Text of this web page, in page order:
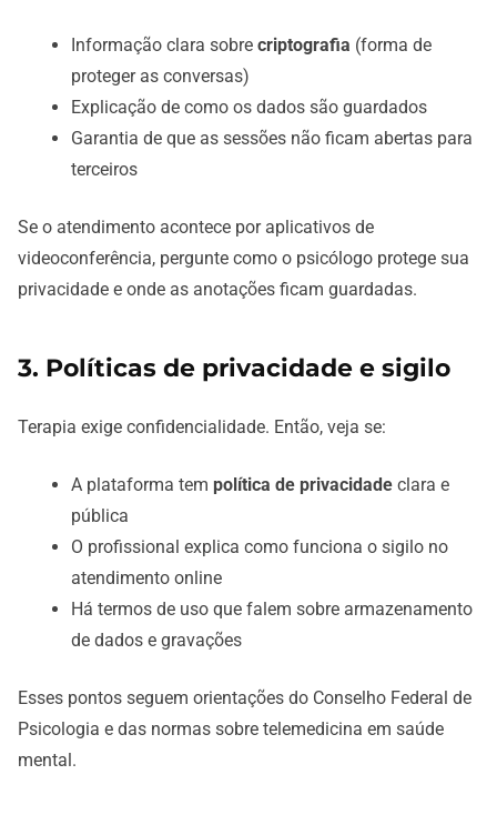
Informação clara sobre criptografia (forma de
proteger as conversas)
Explicação de como os dados são guardados
Garantia de que as sessões não ficam abertas para
terceiros
Se o atendimento acontece por aplicativos de
videoconferência, pergunte como o psicólogo protege sua
privacidade e onde as anotações ficam guardadas.
3. Políticas de privacidade e sigilo
Terapia exige confidencialidade. Então, veja se:
A plataforma tem política de privacidade clara e
pública
O profissional explica como funciona o sigilo no
atendimento online
Há termos de uso que falem sobre armazenamento
de dados e gravações
Esses pontos seguem orientações do Conselho Federal de
Psicologia e das normas sobre telemedicina em saúde
mental.